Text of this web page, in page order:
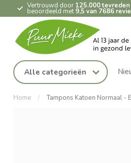
Vertrouwd door 125.000
beoordeeld met 9,5 van 7686
Alle categorieën
Home / Tampons Katoen Normaal -